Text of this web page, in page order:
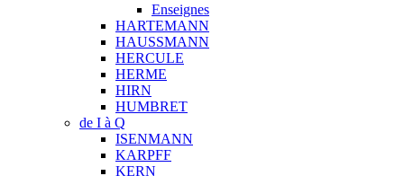
Enseignes
HARTEMANN
HAUSSMANN
HERCULE
HERME
HIRN
HUMBRET
de I à Q
ISENMANN
KARPFF
KERN